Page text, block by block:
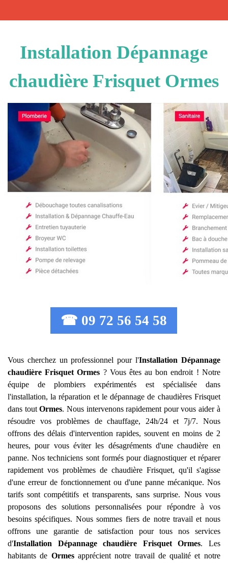
Installation Dépannage
chaudière Frisquet Ormes
☎ 09 72 56 54 58
Vous cherchez un professionnel pour l'Installation Dépannage
chaudière Frisquet Ormes ? Vous êtes au bon endroit ! Notre
équipe de plombiers expérimentés est spécialisée dans
l'installation, la réparation et le dépannage de chaudières Frisquet
dans toutOrmes. Nous intervenons rapidement pour vous aider à
résoudre vos problèmes de chauffage, 24h/24 et 7j/7. Nous
offrons des délais d'intervention rapides, souvent en moins de 2
heures, pour vous éviter les désagréments d'une chaudière en
panne. Nos techniciens sont formés pour diagnostiquer et réparer
rapidement vos problèmes de chaudière Frisquet, qu'il s'agisse
d'une erreur de fonctionnement ou d'une panne mécanique. Nos
tarifs sont compétitifs et transparents, sans surprise. Nous vous
proposons des solutions personnalisées pour répondre à vos
besoins spécifiques. Nous sommes fiers de notre travail et nous
offrons une garantie de satisfaction pour tous nos services
d'Installation Dépannage chaudière Frisquet Ormes. Les
habitants de Ormesapprécient notre travail de qualité et notre